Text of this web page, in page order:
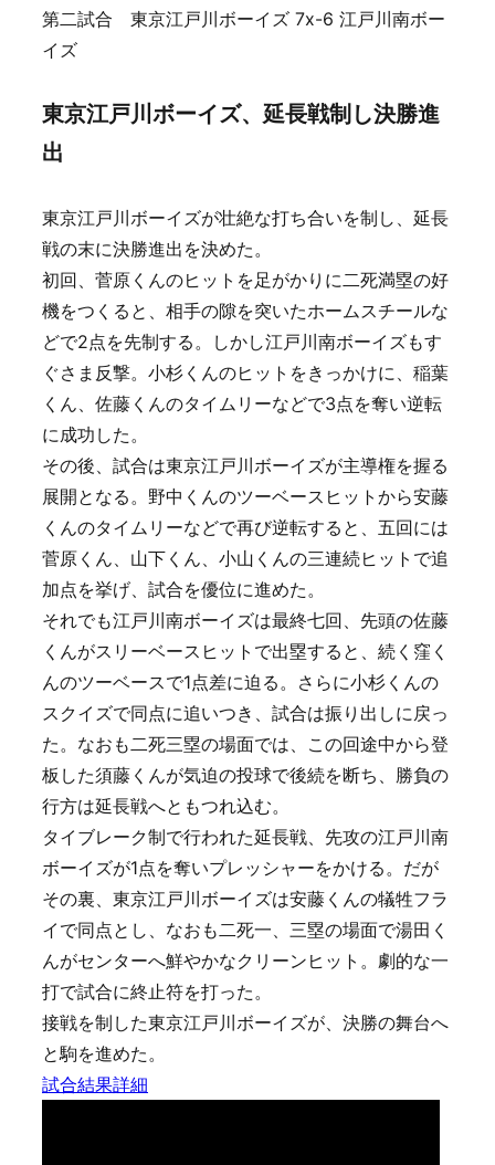
第二試合 東京江戸川ボーイズ 7x-6 江戸川南ボー
イズ
東京江戸川ボーイズ、延長戦制し決勝進
出
東京江戸川ボーイズが壮絶な打ち合いを制し、延長
戦の末に決勝進出を決めた。
初回、菅原くんのヒットを足がかりに二死満塁の好
機をつくると、相手の隙を突いたホームスチールな
どで2点を先制する。しかし江戸川南ボーイズもす
ぐさま反撃。小杉くんのヒットをきっかけに、稲葉
くん、佐藤くんのタイムリーなどで3点を奪い逆転
に成功した。
その後、試合は東京江戸川ボーイズが主導権を握る
展開となる。野中くんのツーベースヒットから安藤
くんのタイムリーなどで再び逆転すると、五回には
菅原くん、山下くん、小山くんの三連続ヒットで追
加点を挙げ、試合を優位に進めた。
それでも江戸川南ボーイズは最終七回、先頭の佐藤
くんがスリーベースヒットで出塁すると、続く窪く
んのツーベースで1点差に迫る。さらに小杉くんの
スクイズで同点に追いつき、試合は振り出しに戻っ
た。なおも二死三塁の場面では、この回途中から登
板した須藤くんが気迫の投球で後続を断ち、勝負の
行方は延長戦へともつれ込む。
タイブレーク制で行われた延長戦、先攻の江戸川南
ボーイズが1点を奪いプレッシャーをかける。だが
その裏、東京江戸川ボーイズは安藤くんの犠牲フラ
イで同点とし、なおも二死一、三塁の場面で湯田く
んがセンターへ鮮やかなクリーンヒット。劇的な一
打で試合に終止符を打った。
接戦を制した東京江戸川ボーイズが、決勝の舞台へ
と駒を進めた。
試合結果詳細